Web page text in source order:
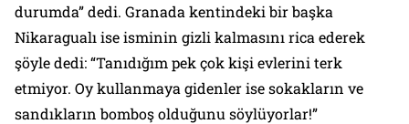
durumda” dedi. Granada kentindeki bir başka
Nikaragualı ise isminin gizli kalmasını rica ederek
şöyle dedi: “Tanıdığım pek çok kişi evlerini terk
etmiyor. Oy kullanmaya gidenler ise sokakların ve
sandıkların bomboş olduğunu söylüyorlar!”